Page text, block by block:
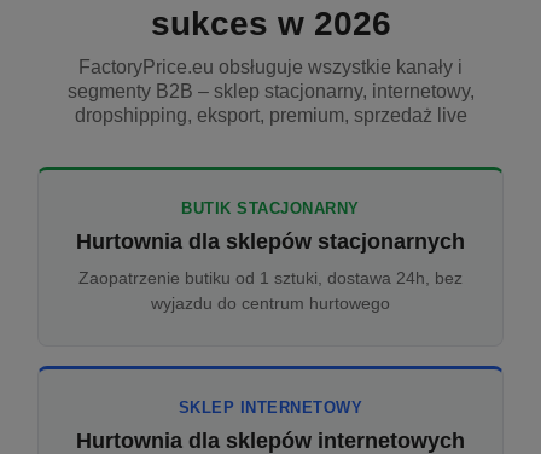
sukces w 2026
FactoryPrice.eu obsługuje wszystkie kanały i
segmenty B2B – sklep stacjonarny, internetowy,
dropshipping, eksport, premium, sprzedaż live
BUTIK STACJONARNY
Hurtownia dla sklepów stacjonarnych
Zaopatrzenie butiku od 1 sztuki, dostawa 24h, bez
wyjazdu do centrum hurtowego
SKLEP INTERNETOWY
Hurtownia dla sklepów internetowych